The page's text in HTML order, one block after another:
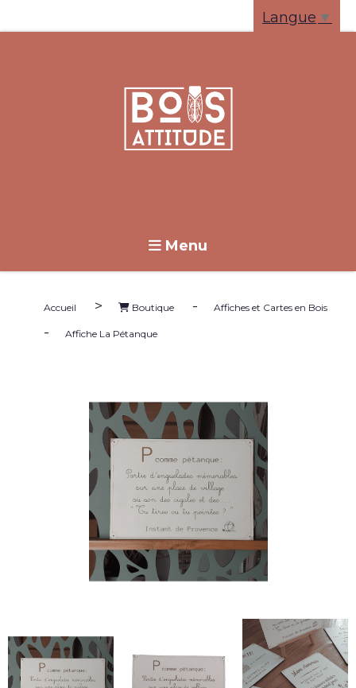
Menu
Accueil > Boutique - Affiches et Cartes en Bois
- Affiche La Pétanque
Langue ▼